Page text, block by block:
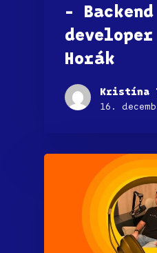
– Backend
Horák
Kristína
16.